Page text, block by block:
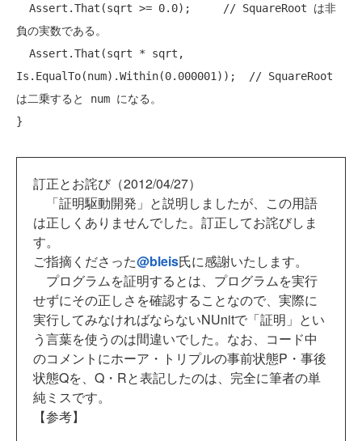
Assert
// SquareRoot は非
負の実数である。
Assert
Is .EqualTo(num).Within(0.000001));
// SquareRoot
は二乗すると num になる。
}
訂正とお詫び（2012/04/27）
「証明駆動開発」と説明しましたが、この用語
は正しくありませんでした。訂正してお詫びしま
す。
ご指摘くださった@bleis氏に感謝いたします。
プログラムを証明するとは、プログラムを実行
せずにその正しさを確認することなので、実際に
実行してみなければならないNUnitで「証明」とい
う言葉を使うのは間違いでした。なお、コード中
のコメントにホーア・トリプルの事前状態P・事後
状態Qを、Q・Rと表記したのは、完全に筆者の単
純ミスです。
【参考】